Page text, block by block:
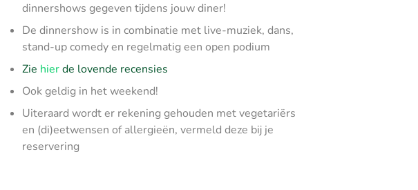
dinnershows gegeven tijdens jouw diner!
De dinnershow is in combinatie met live-muziek, dans,
stand-up comedy en regelmatig een open podium
Zie hierde lovende recensies
Ook geldig in het weekend!
Uiteraard wordt er rekening gehouden met vegetariërs
en (di)eetwensen of allergieën, vermeld deze bij je
reservering